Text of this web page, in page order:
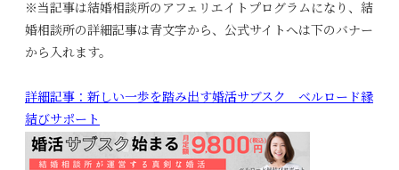
※当記事は結婚相談所のアフェリエイトプログラムになり、結
婚相談所の詳細記事は青文字から、公式サイトへは下のバナー
から入れます。
詳細記事：新しい一歩を踏み出す婚活サブスク ベルロード縁
結びサポート